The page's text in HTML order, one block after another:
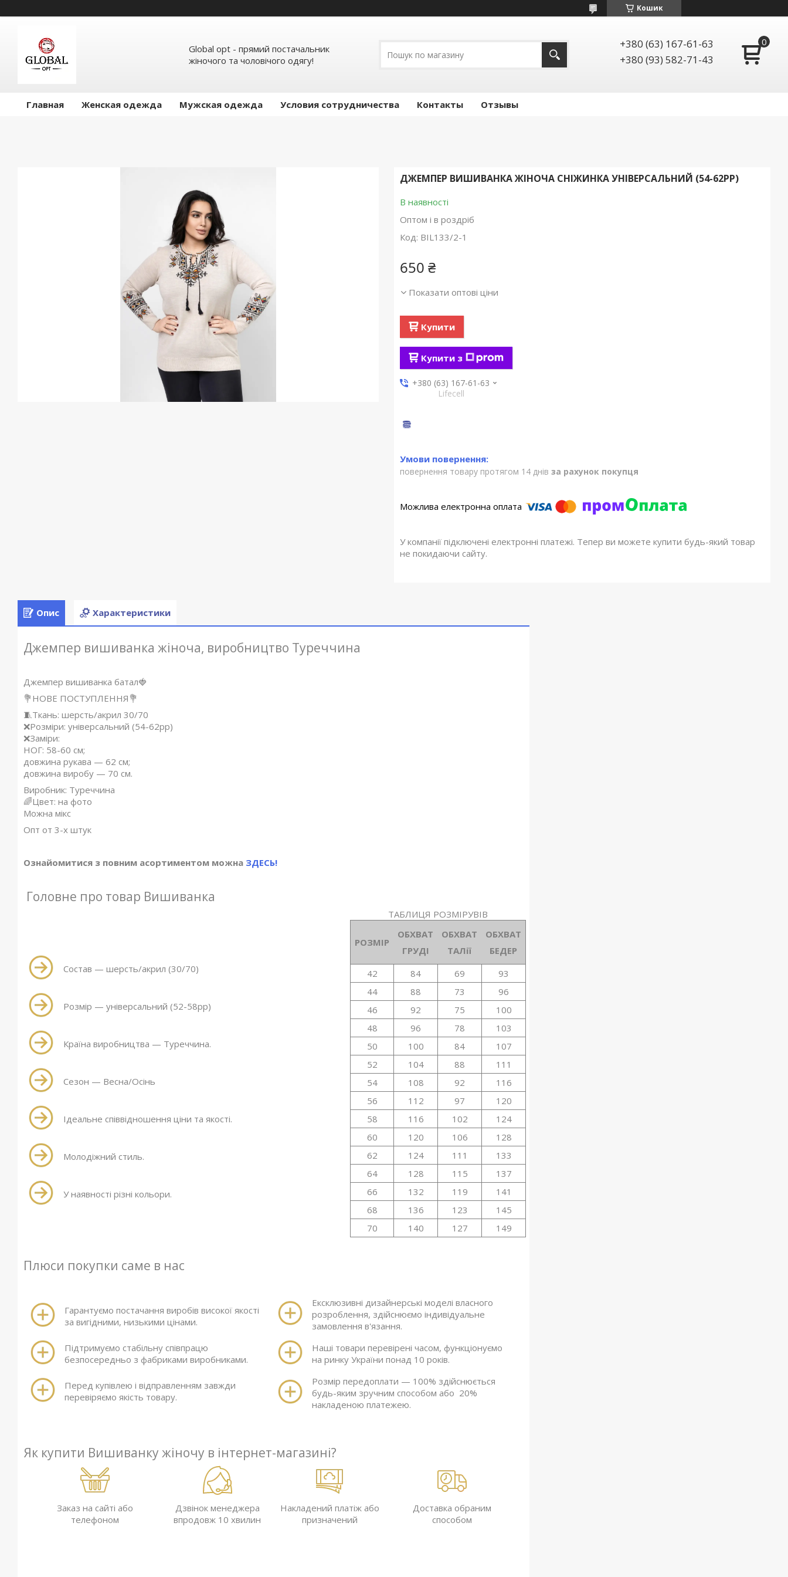
Кошик
Global opt - прямий постачальник
жіночого та чоловічого одягу!
+380 (63) 167-61-63
+380 (93) 582-71-43
Главная Женская одежда Мужская одежда Условия сотрудничества Контакты Отзывы
ДЖЕМПЕР ВИШИВАНКА ЖІНОЧА СНІЖИНКА УНІВЕРСАЛЬНИЙ (54-62РР)
В наявності
Оптом і в роздріб
Код: BIL133/2-1
650 ₴
Показати оптові ціни
Купити
Купити з
+380 (63) 167-61-63
Lifecell
повернення товару протягом 14 днів за рахунок покупця
У компанії підключені електронні платежі. Тепер ви можете купити будь-який товар
не покидаючи сайту.
Опис Характеристики
Джемпер вишиванка жіноча, виробництво Туреччина
Джемпер вишиванка батал🍓
💐НОВЕ ПОСТУПЛЕННЯ💐
🧵Ткань: шерсть/акрил 30/70
❌Розміри: універсальний (54-62рр)
❌Заміри:
НОГ: 58-60 см;
довжина рукава — 62 см;
довжина виробу — 70 см.
Виробник: Туреччина
🌈Цвет: на фото
Можна мікс
Опт от 3-х штук
Ознайомитися з повним асортиментом можна ЗДЕСЬ!
Головне про товар Вишиванка
Состав — шерсть/акрил (30/70)
Розмір — універсальний (52-58рр)
Країна виробництва — Туреччина.
Сезон — Весна/Осінь
Ідеальне співвідношення ціни та якості.
Молодіжний стиль.
У наявності різні кольори.
ТАБЛИЦЯ РОЗМІРУВІВ
РОЗМІР
ОБХВАТ
ГРУДІ
ОБХВАТ
ТАЛії
ОБХВАТ
БЕДЕР
42
84 69
93
44
88 73
96
46
92 75
100
48
96 78
103
50
100 84
107
52
104 88
111
54
108 92
116
56
112 97
120
58
116 102
124
60
120 106
128
62
124 111
133
64
128 115
137
66
132 119
141
68
136 123
145
70
140 127 149
Плюси покупки саме в нас
Гарантуємо постачання виробів високої якості
за вигідними, низькими цінами.
Підтримуємо стабільну співпрацю
безпосередньо з фабриками виробниками.
Перед купівлею і відправленням завжди
перевіряємо якість товару.
Ексклюзивні дизайнерські моделі власного
розроблення, здійснюємо індивідуальне
замовлення в'язання.
Наші товари перевірені часом, функціонуємо
на ринку України понад 10 років.
Розмір передоплати — 100% здійснюється
будь-яким зручним способом або 20%
накладеною платежею.
Як купити Вишиванку жіночу в інтернет-магазині?
Заказ на сайті або
телефоном
Дзвінок менеджера
впродовж 10 хвилин
Накладений платіж або
призначений
Доставка обраним
способом